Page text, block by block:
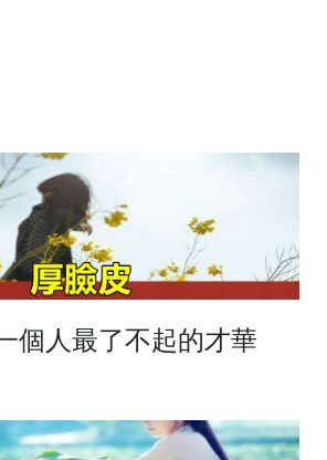
個人最了不起的才華